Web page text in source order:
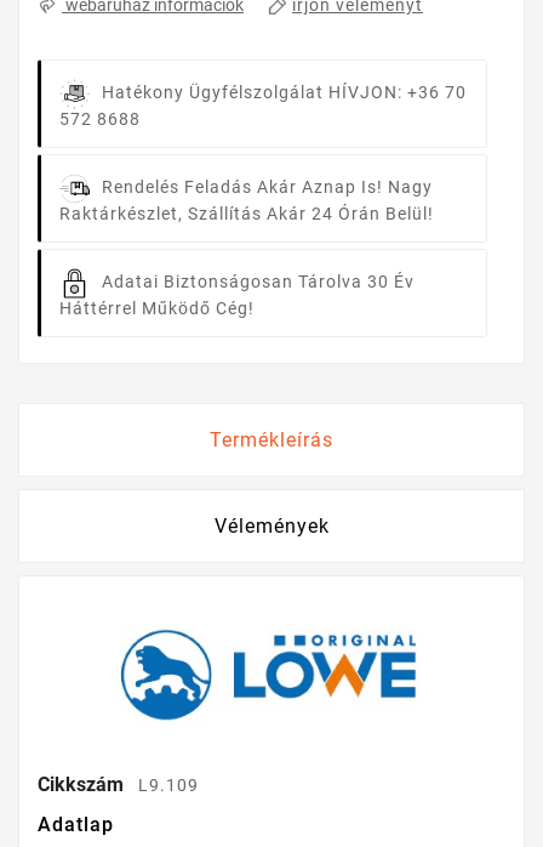
webáruház információk írjon véleményt
Hatékony Ügyfélszolgálat HÍVJON: +36 70
572 8688
Rendelés Feladás Akár Aznap Is! Nagy
Raktárkészlet, Szállítás Akár 24 Órán Belül!
Adatai Biztonságosan Tárolva 30 Év
Háttérrel Működő Cég!
Termékleírás
Vélemények
Cikkszám L9.109
Adatlap